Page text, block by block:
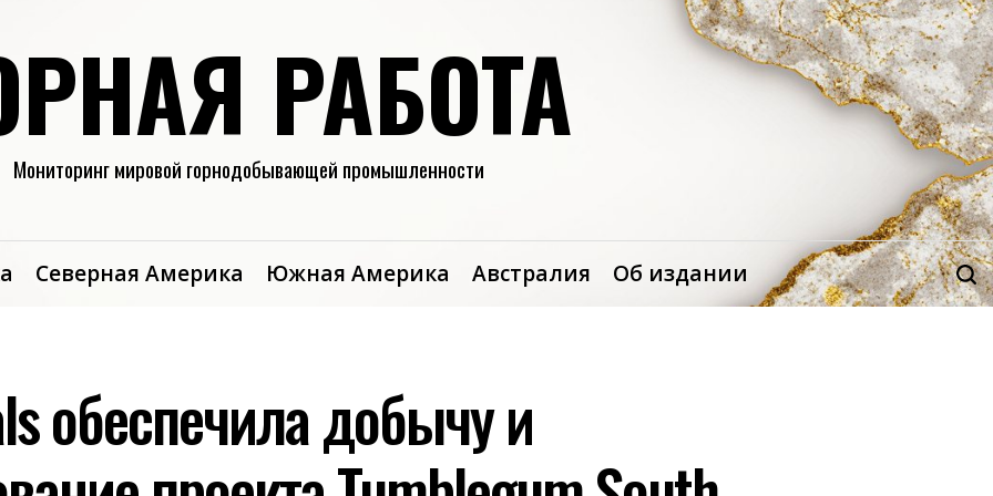
РАБОТА
Мониторинг мировой горнодобывающей промышленности
Северная Америка Южная Америка Австралия Об издании
обеспечила добычу и